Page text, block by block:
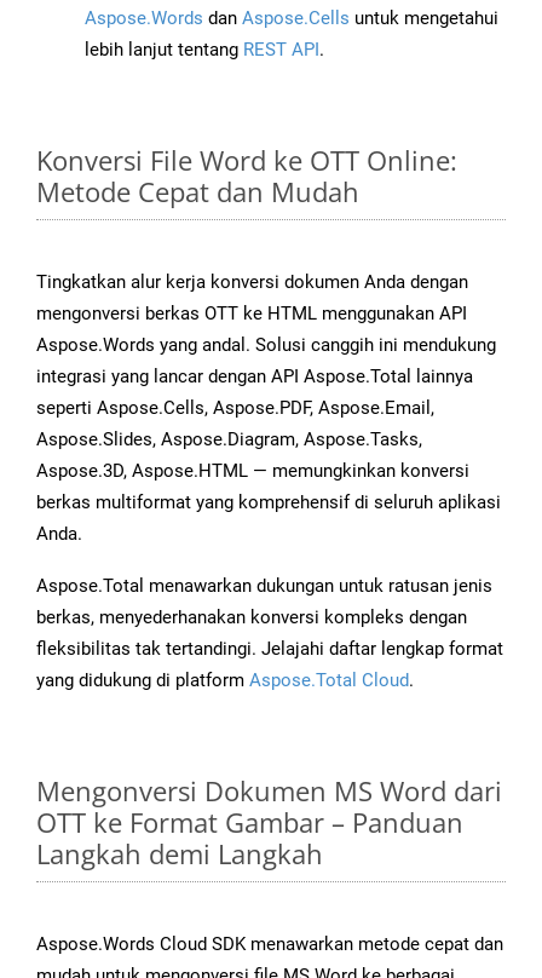
Aspose.Words dan Aspose.Cells untuk mengetahui
lebih lanjut tentang REST API.
Konversi File Word ke OTT Online:
Metode Cepat dan Mudah
Tingkatkan alur kerja konversi dokumen Anda dengan
mengonversi berkas OTT ke HTML menggunakan API
Aspose.Words yang andal. Solusi canggih ini mendukung
integrasi yang lancar dengan API Aspose.Total lainnya
seperti Aspose.Cells, Aspose.PDF, Aspose.Email,
Aspose.Slides, Aspose.Diagram, Aspose.Tasks,
Aspose.3D, Aspose.HTML — memungkinkan konversi
berkas multiformat yang komprehensif di seluruh aplikasi
Anda.
Aspose.Total menawarkan dukungan untuk ratusan jenis
berkas, menyederhanakan konversi kompleks dengan
fleksibilitas tak tertandingi. Jelajahi daftar lengkap format
yang didukung di platform Aspose.Total Cloud.
Mengonversi Dokumen MS Word dari
OTT ke Format Gambar – Panduan
Langkah demi Langkah
Aspose.Words Cloud SDK menawarkan metode cepat dan